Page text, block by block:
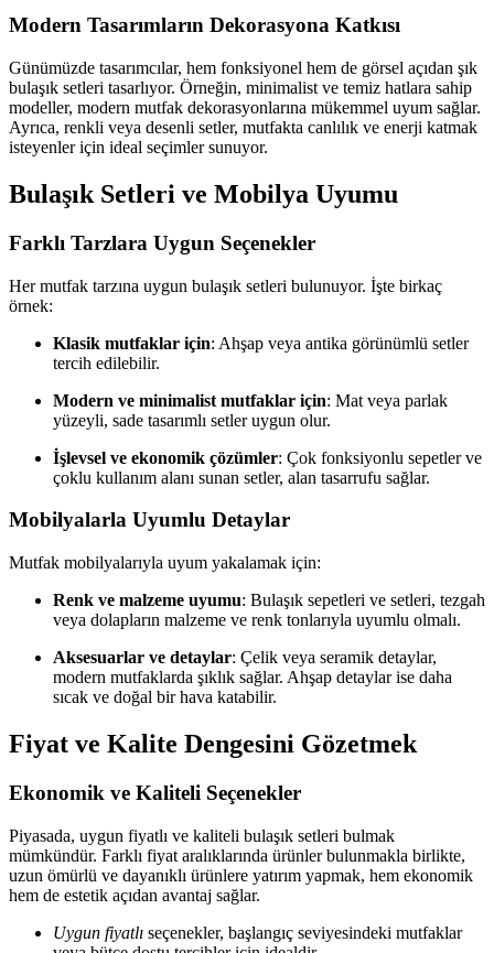
Modern Tasarımların Dekorasyona Katkısı
Günümüzde tasarımcılar, hem fonksiyonel hem de görsel açıdan şık
bulaşık setleri tasarlıyor. Örneğin, minimalist ve temiz hatlara sahip
modeller, modern mutfak dekorasyonlarına mükemmel uyum sağlar.
Ayrıca, renkli veya desenli setler, mutfakta canlılık ve enerji katmak
isteyenler için ideal seçimler sunuyor.
Bulaşık Setleri ve Mobilya Uyumu
Farklı Tarzlara Uygun Seçenekler
Her mutfak tarzına uygun bulaşık setleri bulunuyor. İşte birkaç
örnek:
Klasik mutfaklar için: Ahşap veya antika görünümlü setler
tercih edilebilir.
Modern ve minimalist mutfaklar için: Mat veya parlak
yüzeyli, sade tasarımlı setler uygun olur.
İşlevsel ve ekonomik çözümler: Çok fonksiyonlu sepetler ve
çoklu kullanım alanı sunan setler, alan tasarrufu sağlar.
Mobilyalarla Uyumlu Detaylar
Mutfak mobilyalarıyla uyum yakalamak için:
Renk ve malzeme uyumu: Bulaşık sepetleri ve setleri, tezgah
veya dolapların malzeme ve renk tonlarıyla uyumlu olmalı.
Aksesuarlar ve detaylar: Çelik veya seramik detaylar,
modern mutfaklarda şıklık sağlar. Ahşap detaylar ise daha
sıcak ve doğal bir hava katabilir.
Fiyat ve Kalite Dengesini Gözetmek
Ekonomik ve Kaliteli Seçenekler
Piyasada, uygun fiyatlı ve kaliteli bulaşık setleri bulmak
mümkündür. Farklı fiyat aralıklarında ürünler bulunmakla birlikte,
uzun ömürlü ve dayanıklı ürünlere yatırım yapmak, hem ekonomik
hem de estetik açıdan avantaj sağlar.
Uygun fiyatlı seçenekler, başlangıç seviyesindeki mutfaklar